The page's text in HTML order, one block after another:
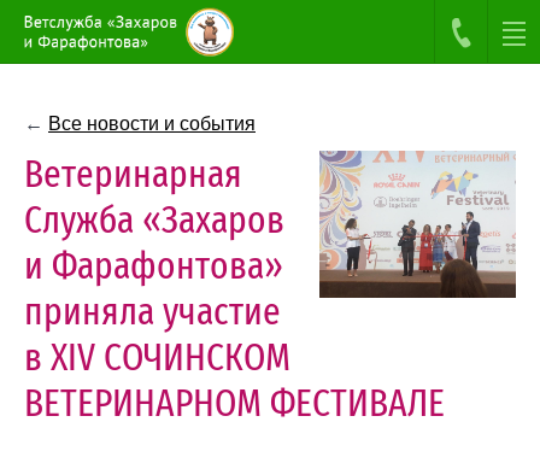
← Все новости и события
Ветеринарная
Служба «Захаров
и Фарафонтова»
приняла участие
в XIV СОЧИНСКОМ
ВЕТЕРИНАРНОМ ФЕСТИВАЛЕ